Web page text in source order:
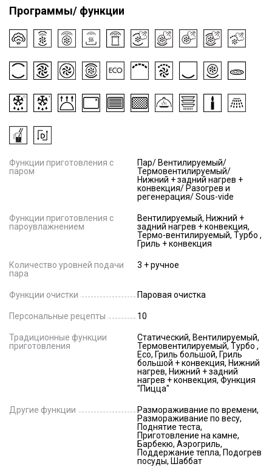
Программы/ функции
Функции приготовления с
паром
Пар/ Вентилируемый/
Термовентилируемый/
Нижний + задний нагрев +
конвекция/ Разогрев и
регенерация/ Sous-vide
Функции приготовления с
пароувлажнением
Вентилируемый, Нижний +
задний нагрев + конвекция,
Термо-вентилируемый, Турбо ,
Гриль + конвекция
Количество уровней подачи
пара
3 + ручное
Функции очистки Паровая очистка
Персональные рецепты 10
Традиционные функции
приготовления
Статический, Вентилируемый,
Термовентилируемый, Турбо ,
Eco, Гриль большой, Гриль
большой + конвекция, Нижний
нагрев, Нижний + задний
нагрев + конвекция, Функция
"Пицца"
Другие функции
Размораживание по времени,
Размораживание по весу,
Поднятие теста,
Приготовление на камне,
Барбекю, Аэрогриль,
Поддержание тепла, Подогрев
посуды, Шаббат